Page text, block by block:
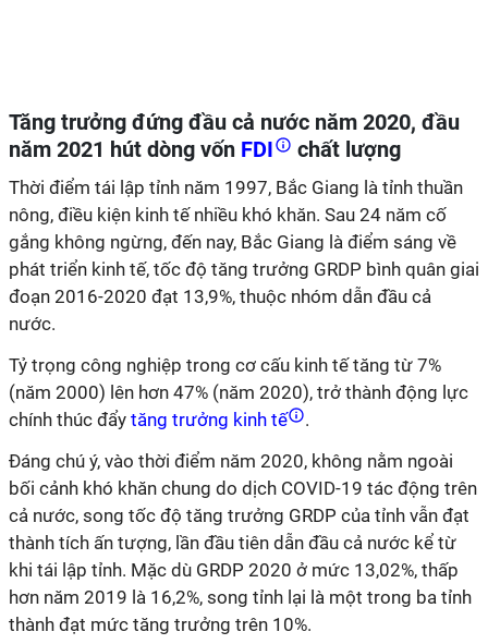
Tăng trưởng đứng đầu cả nước năm 2020, đầu
năm 2021 hút dòng vốn FDI chất lượng
Thời điểm tái lập tỉnh năm 1997, Bắc Giang là tỉnh thuần
nông, điều kiện kinh tế nhiều khó khăn. Sau 24 năm cố
gắng không ngừng, đến nay, Bắc Giang là điểm sáng về
phát triển kinh tế, tốc độ tăng trưởng GRDP bình quân giai
đoạn 2016-2020 đạt 13,9%, thuộc nhóm dẫn đầu cả
nước.
Tỷ trọng công nghiệp trong cơ cấu kinh tế tăng từ 7%
(năm 2000) lên hơn 47% (năm 2020), trở thành động lực
chính thúc đẩy tăng trưởng kinh tế
.
Đáng chú ý, vào thời điểm năm 2020, không nằm ngoài
bối cảnh khó khăn chung do dịch COVID-19 tác động trên
cả nước, song tốc độ tăng trưởng GRDP của tỉnh vẫn đạt
thành tích ấn tượng, lần đầu tiên dẫn đầu cả nước kể từ
khi tái lập tỉnh. Mặc dù GRDP 2020 ở mức 13,02%, thấp
hơn năm 2019 là 16,2%, song tỉnh lại là một trong ba tỉnh
thành đạt mức tăng trưởng trên 10%.